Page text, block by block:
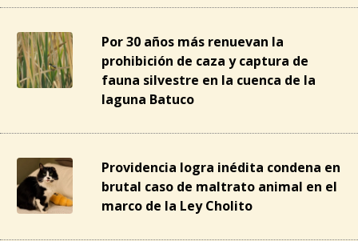
Por 30 años más renuevan la
prohibición de caza y captura de
fauna silvestre en la cuenca de la
laguna Batuco
Providencia logra inédita condena en
brutal caso de maltrato animal en el
marco de la Ley Cholito